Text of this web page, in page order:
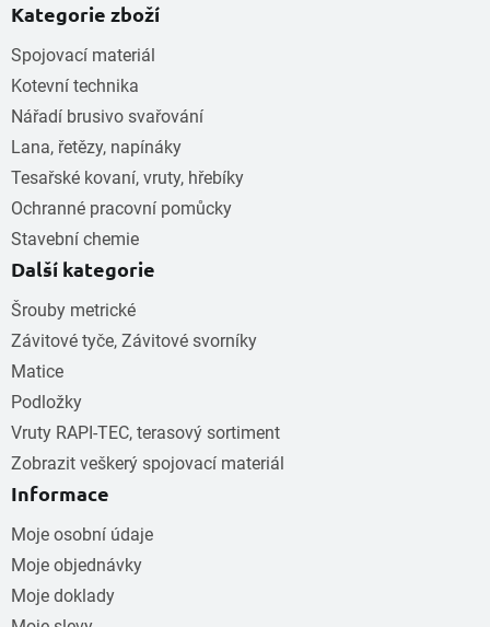
Kategorie zboží
Spojovací materiál
Kotevní technika
Nářadí brusivo svařování
Lana, řetězy, napínáky
Tesařské kovaní, vruty, hřebíky
Ochranné pracovní pomůcky
Stavební chemie
Další kategorie
Šrouby metrické
Závitové tyče, Závitové svorníky
Matice
Podložky
Vruty RAPI-TEC, terasový sortiment
Zobrazit veškerý spojovací materiál
Informace
Moje osobní údaje
Moje objednávky
Moje doklady